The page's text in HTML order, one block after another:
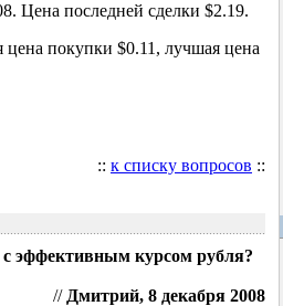
Цена последней сделки $2.19.
покупки $0.11, лучшая цена
:: к списку вопросов ::
с эффективным курсом рубля?
// Дмитрий, 8 декабря 2008